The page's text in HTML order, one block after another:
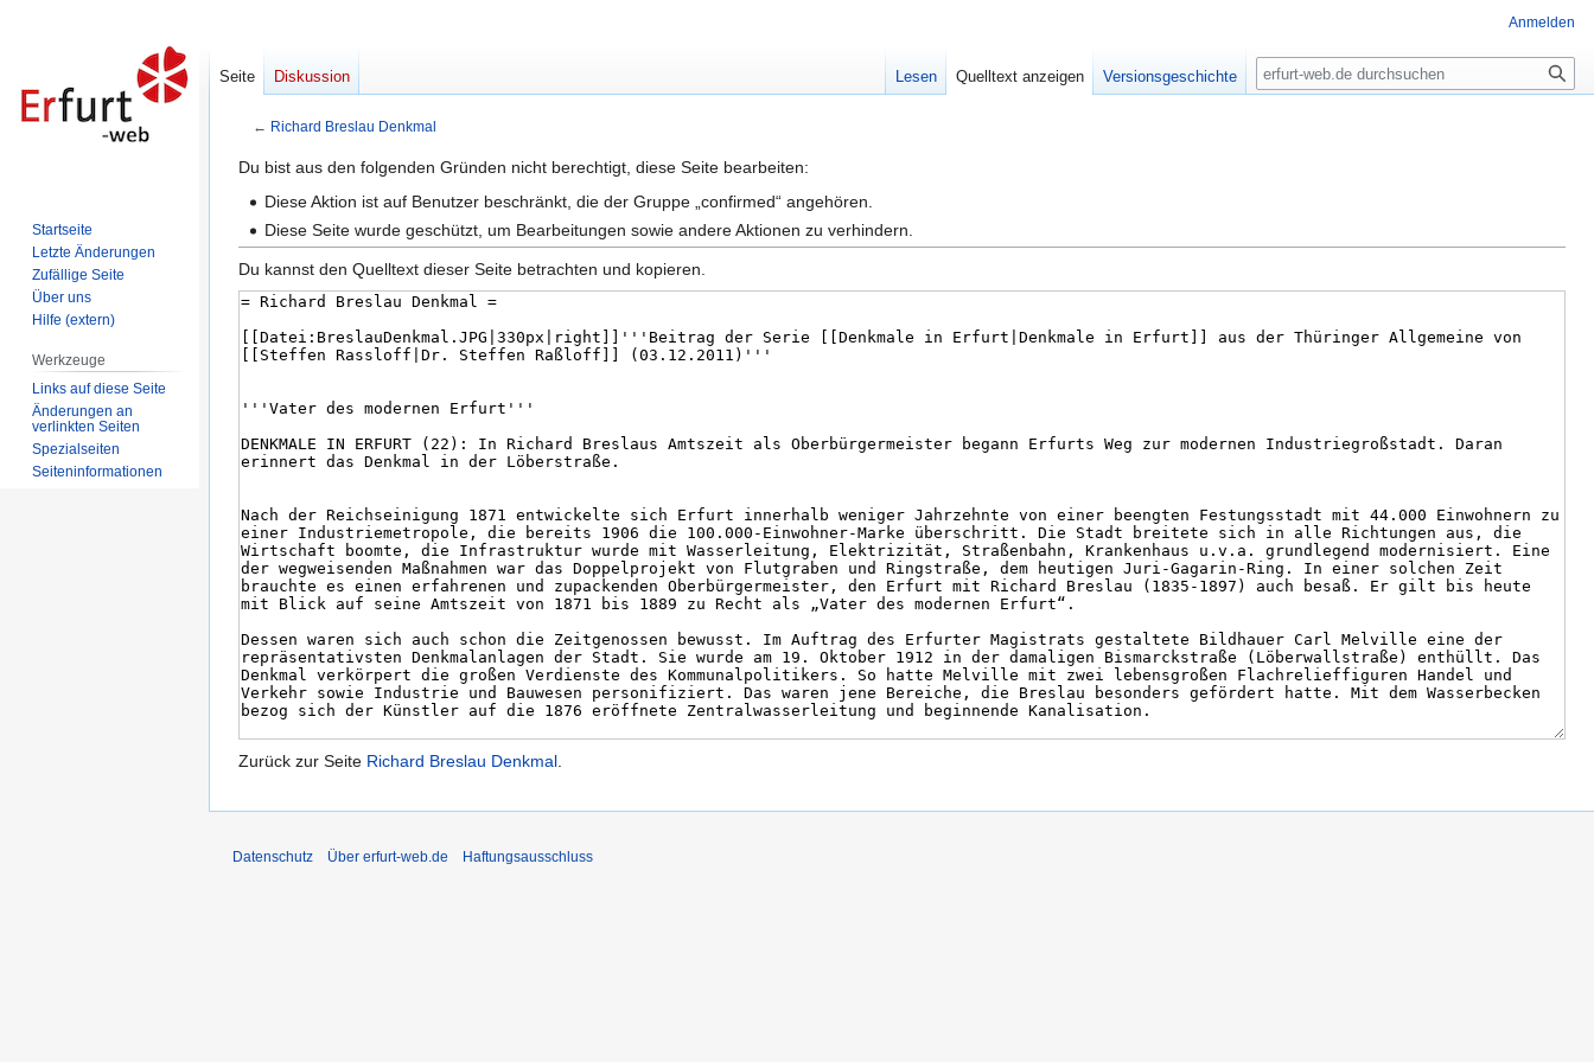
← Richard Breslau Denkmal
Zur
Navigation
Zur
Suche
Du bist aus den folgenden Gründen nicht berechtigt, diese Seite bearbeiten:
Diese Aktion ist auf Benutzer beschränkt, die der Gruppe „confirmed“ angehören.
Diese Seite wurde geschützt, um Bearbeitungen sowie andere Aktionen zu verhindern.
Du kannst den Quelltext dieser Seite betrachten und kopieren.
Zurück zur Seite Richard Breslau Denkmal.
Anmelden
Seite Diskussion Lesen Quelltext anzeigen Versionsgeschichte Suche
Startseite
Letzte Änderungen
Zufällige Seite
Über uns
Hilfe (extern)
Werkzeuge
Links auf diese Seite
Änderungen an
verlinkten Seiten
Spezialseiten
Seiten­informationen
Datenschutz Über erfurt-web.de Haftungsausschluss